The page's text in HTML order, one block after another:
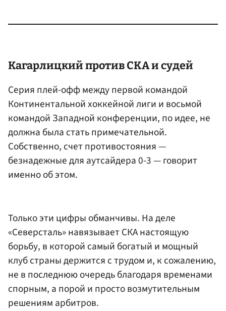
Кагарлицкий против СКА и судей
Серия плей-офф между первой командой
Континентальной хоккейной лиги и восьмой
командой Западной конференции, по идее, не
должна была стать примечательной.
Собственно, счет противостояния —
безнадежные для аутсайдера 0-3 — говорит
именно об этом.
Только эти цифры обманчивы. На деле
«Северсталь» навязывает СКА настоящую
борьбу, в которой самый богатый и мощный
клуб страны держится с трудом и, к сожалению,
не в последнюю очередь благодаря временами
спорным, а порой и просто возмутительным
решениям арбитров.